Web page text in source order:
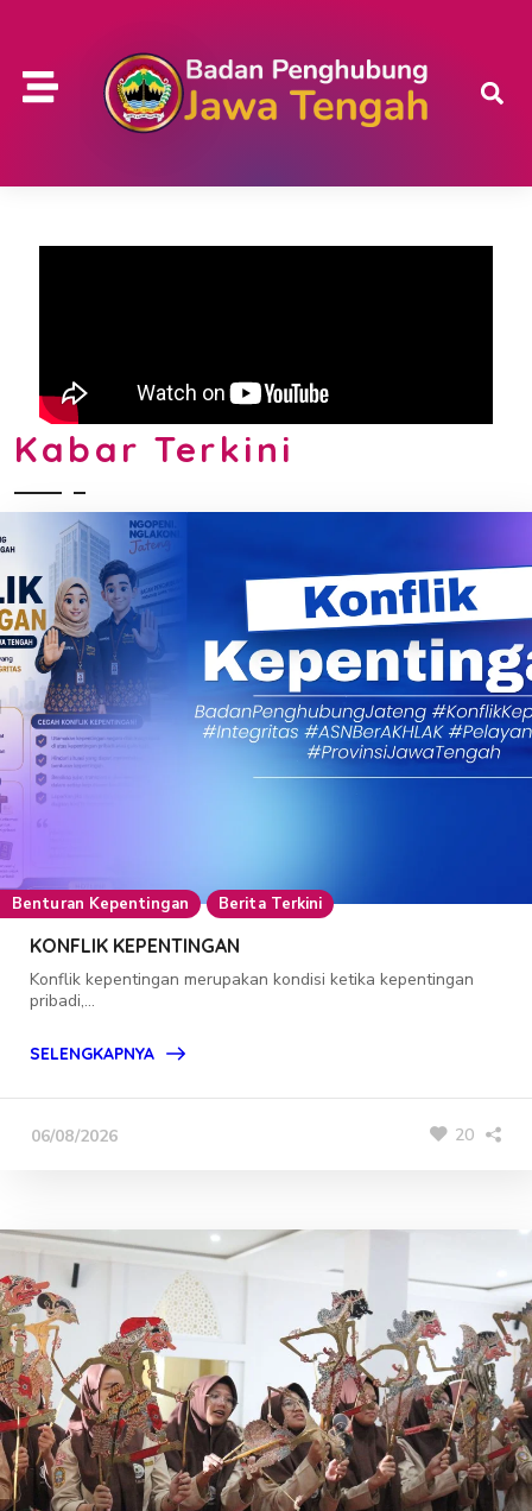
Kabar Terkini
Benturan Kepentingan Berita Terkini
KONFLIK KEPENTINGAN
Konflik kepentingan merupakan kondisi ketika kepentingan
pribadi,...
SELENGKAPNYA
06/08/2026 20